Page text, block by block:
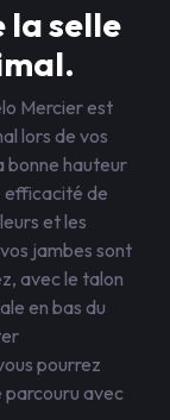
la selle
Mercier est
lors de vos
bonne hauteur
efficacité de
et les
jambes sont
avec le talon
en bas du
pourrez
avec